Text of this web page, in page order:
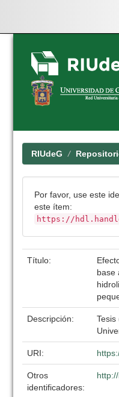
Skip
navigation
RIUdeG
Por favor, use este
este ítem:
https://
Título:
base
Descripción:
URI:
Otros
identificadores: